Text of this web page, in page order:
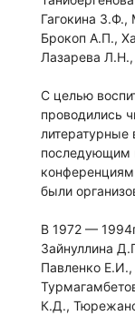
Гагокина
Брокоп А.П.,
Лазарева
С целью
проводились
последующим
были
В 1972 —
Зайнуллина
Павленко
К.Д.,